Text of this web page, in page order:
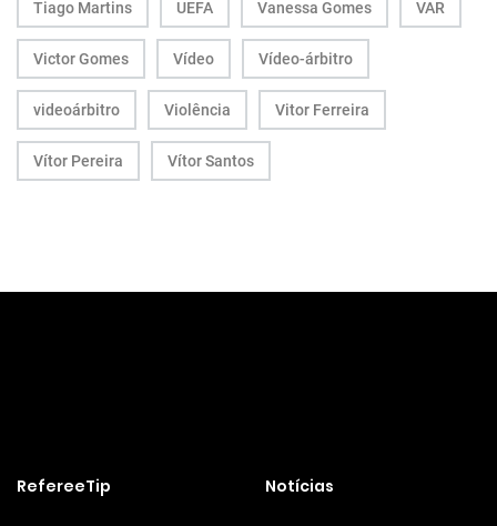
Tiago Martins UEFA Vanessa Gomes VAR
Victor Gomes Vídeo Vídeo-árbitro
videoárbitro Violência Vitor Ferreira
Vítor Pereira Vítor Santos
RefereeTip Notícias